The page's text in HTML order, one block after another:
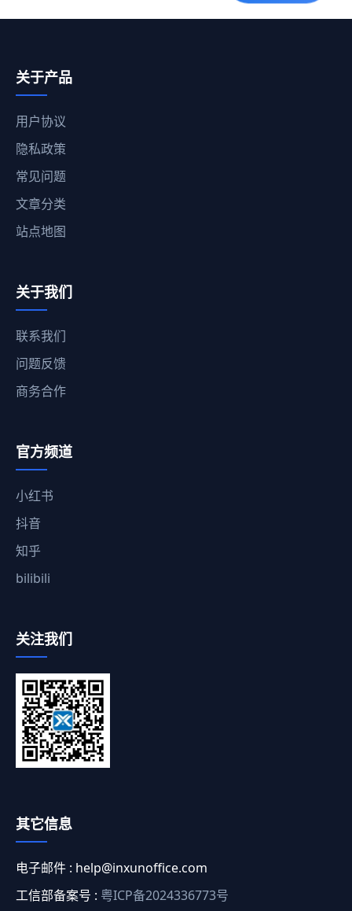
关于产品
用户协议
隐私政策
常见问题
文章分类
站点地图
关于我们
联系我们
问题反馈
商务合作
官方频道
小红书
抖音
知乎
bilibili
关注我们
其它信息
电子邮件 : help@inxunoffice.com
工信部备案号 : 粤ICP备2024336773号